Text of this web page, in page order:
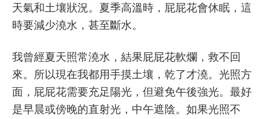
天氣和土壤狀況。夏季高溫時，屁屁花會休眠，這
時要減少澆水，甚至斷水。
我曾經夏天照常澆水，結果屁屁花軟爛，救不回
來。所以現在我都用手摸土壤，乾了才澆。光照方
面，屁屁花需要充足陽光，但避免午後強光。最好
是早晨或傍晚的直射光，中午遮陰。如果光照不